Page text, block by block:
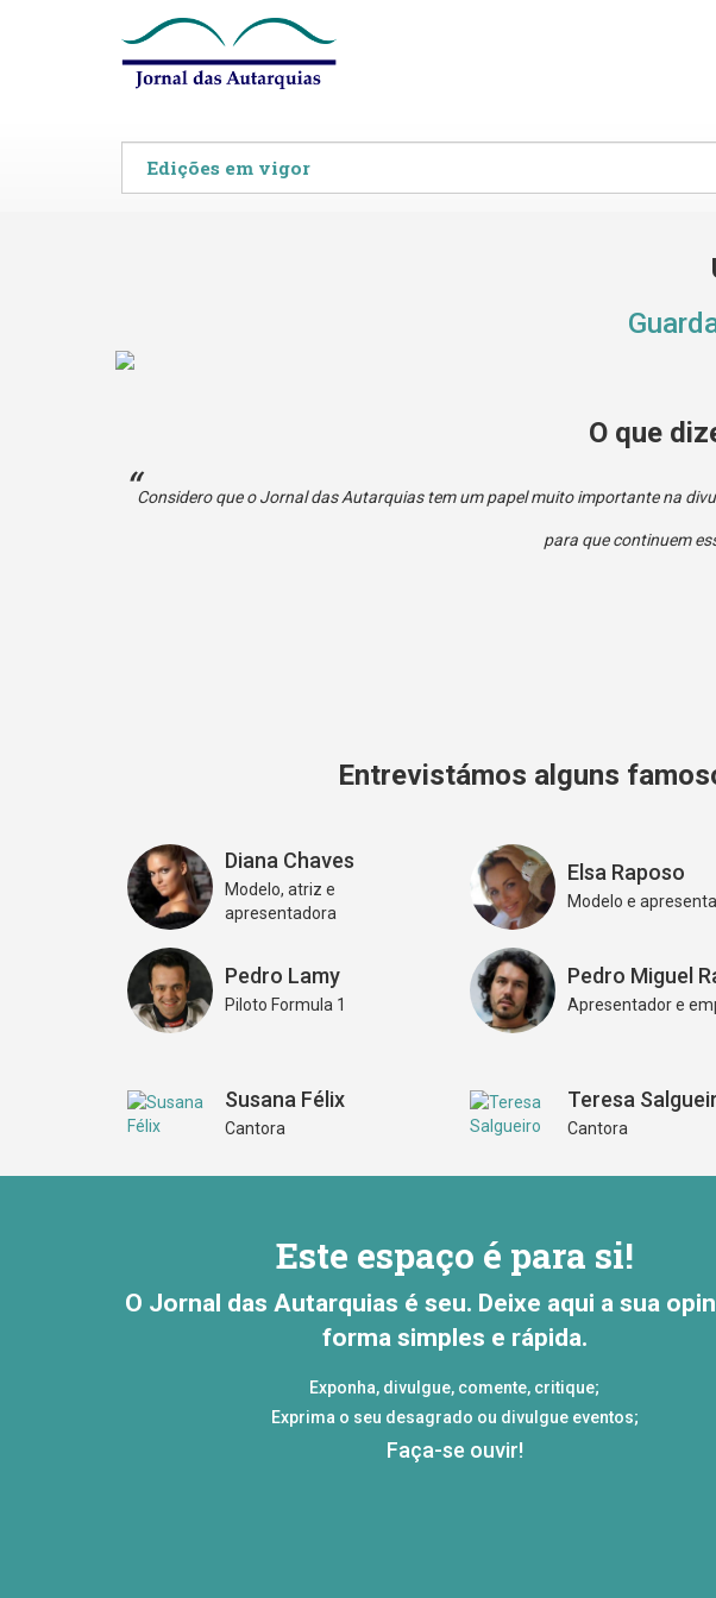
O que
Considero que o Jornal das Autarquias tem um papel muito importante na
para que continuem
Entrevistámos alguns
Diana Chaves
Modelo, atriz e
apresentadora
Elsa Raposo
Modelo e
Pedro Lamy
Piloto Formula 1
Pedro Miguel
Apresentador e
Susana Félix
Cantora
Teresa
Cantora
Este espaço é para si!
O Jornal das Autarquias é seu. Deixe aqui a sua
forma simples e rápida.
Exponha, divulgue, comente, critique;
Exprima o seu desagrado ou divulgue eventos;
Faça-se ouvir!